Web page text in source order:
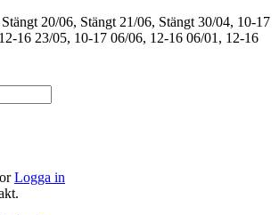
20/06, Stängt 21/06, Stängt 30/04, 10-17
16 23/05, 10-17 06/06, 12-16 06/01, 12-16
Logga in